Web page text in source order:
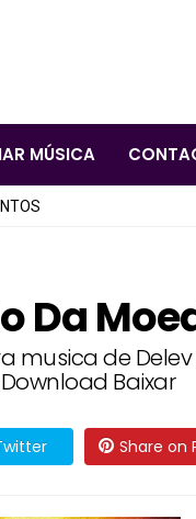
MÚSICA
Da
musica de
Baixar
Share on